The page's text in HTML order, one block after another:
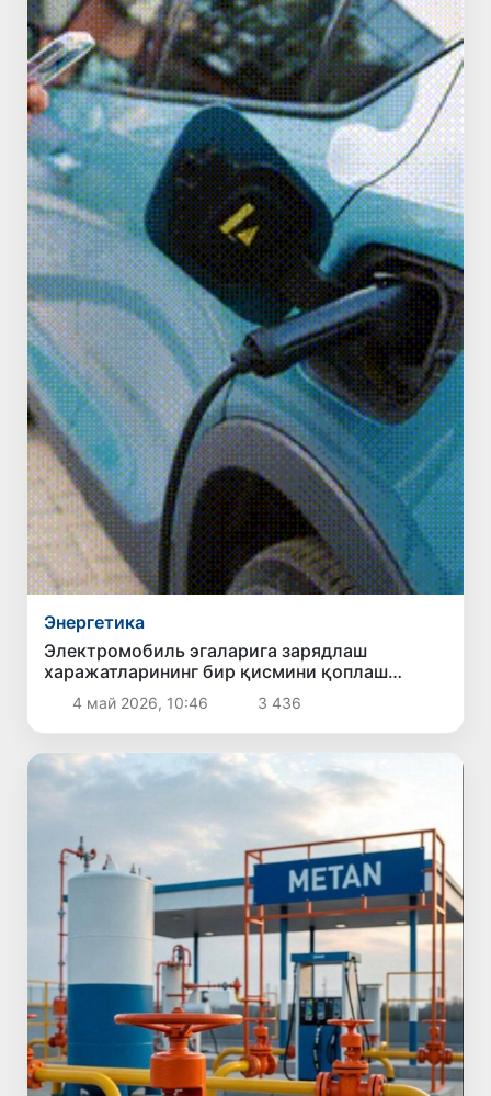
Энергетика
Электромобиль эгаларига зарядлаш
харажатларининг бир қисмини қоплаш
режалаштирилмоқда
4 май 2026, 10:46 3 436